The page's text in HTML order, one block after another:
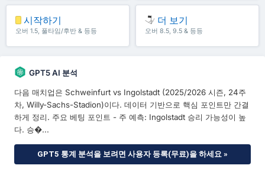
시작하기
오버 1.5, 풀타임/후반 & 등등
더 보기
오버 8.5, 9.5 & 등등
GPT5 AI 분석
다음 매치업은 Schweinfurt vs Ingolstadt (2025/2026 시즌, 24주
차, Willy-Sachs-Stadion)이다. 데이터 기반으로 핵심 포인트만 간결
하게 정리. 주요 베팅 포인트 - 주 예측: Ingolstadt 승리 가능성이 높
다. 승�...
GPT5 통계 분석을 보려면 사용자 등록(무료)을 하세요 »